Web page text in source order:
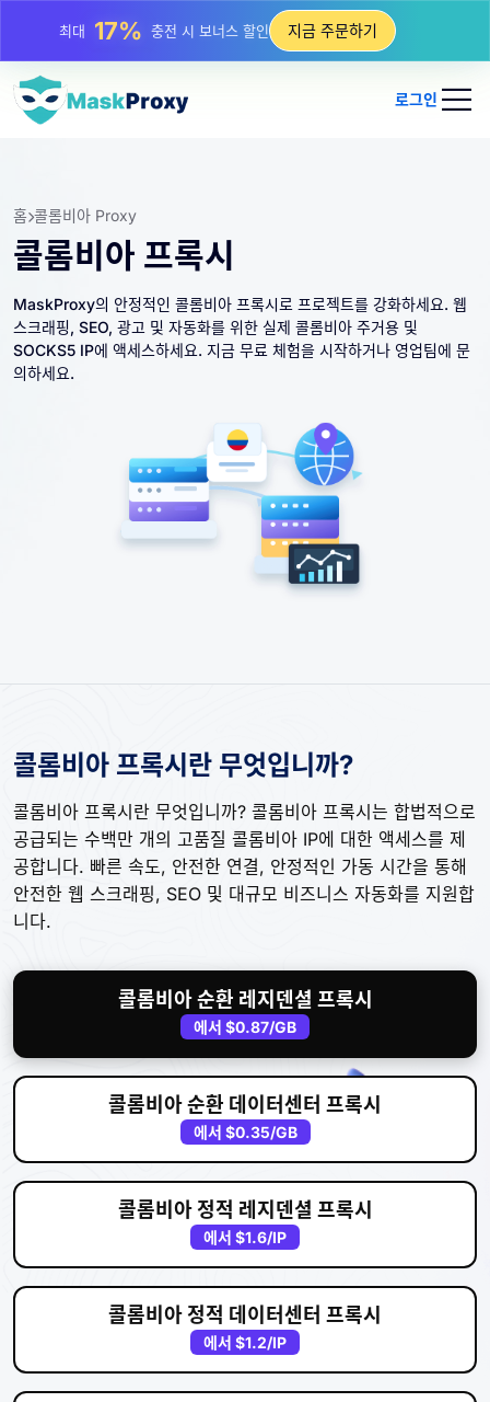
최대25%정적 IP 구매 할인 지금 주문하기
로그인
홈 콜롬비아 Proxy
콜롬비아 프록시
MaskProxy의 안정적인 콜롬비아 프록시로 프로젝트를 강화하세요. 웹
스크래핑, SEO, 광고 및 자동화를 위한 실제 콜롬비아 주거용 및
SOCKS5 IP에 액세스하세요. 지금 무료 체험을 시작하거나 영업팀에 문
의하세요.
콜롬비아 프록시란 무엇입니까?
콜롬비아 프록시란 무엇입니까? 콜롬비아 프록시는 합법적으로
공급되는 수백만 개의 고품질 콜롬비아 IP에 대한 액세스를 제
공합니다. 빠른 속도, 안전한 연결, 안정적인 가동 시간을 통해
안전한 웹 스크래핑, SEO 및 대규모 비즈니스 자동화를 지원합
니다.
콜롬비아 순환 레지덴셜 프록시
에서 $0.87/GB
콜롬비아 순환 데이터센터 프록시
에서 $0.35/GB
콜롬비아 정적 레지덴셜 프록시
에서 $1.6/IP
콜롬비아 정적 데이터센터 프록시
에서 $1.2/IP